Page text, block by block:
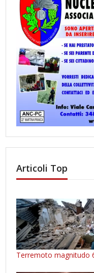
Articoli Top
Terremoto magnitudo